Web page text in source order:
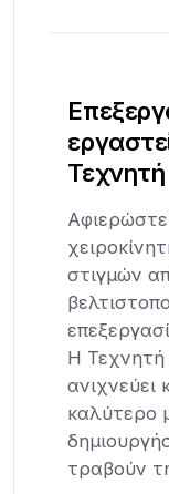
στιγμών
Η Τεχνητή
ανιχνεύει
καλύτερο
τραβούν